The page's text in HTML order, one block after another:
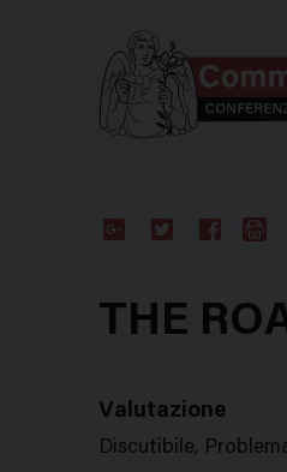
THE
Valutazione
Discutibile,